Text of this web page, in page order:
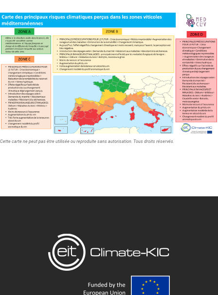
Cette carte ne peut pas être utilisée ou reproduite sans autorisation. Tous droits réservés.